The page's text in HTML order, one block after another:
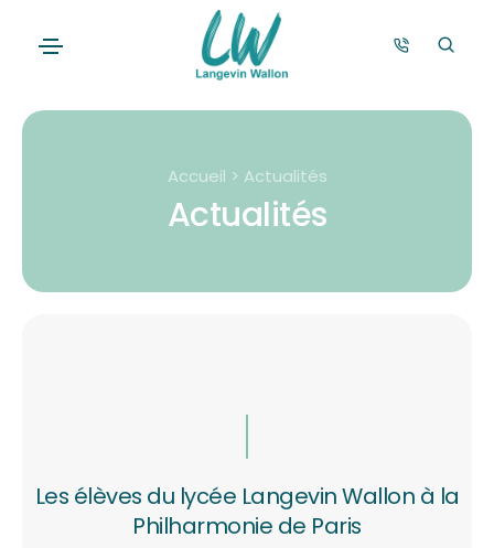
Accueil > Actualités
Actualités
Les élèves du lycée Langevin Wallon à la
Philharmonie de Paris